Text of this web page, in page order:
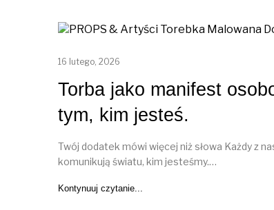
16 lutego, 2026
Torba jako manifest
tym, kim jesteś.
Twój dodatek mówi więcej niż słowa Każdy z
komunikują światu, kim jesteśmy.…
Kontynuuj czytanie...